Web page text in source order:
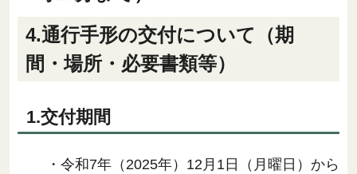
4.通行手形の交付について（期
間・場所・必要書類等）
1.交付期間
・令和7年（2025年）12月1日（月曜日）から